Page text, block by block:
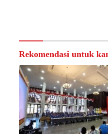
Rekomendasi untuk